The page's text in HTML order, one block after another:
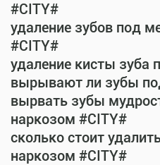
#CITY#
удаление зубов под
#CITY#
удаление кисты зуба
вырывают ли зубы
вырвать зубы
наркозом #CITY#
сколько стоит
наркозом #CITY#